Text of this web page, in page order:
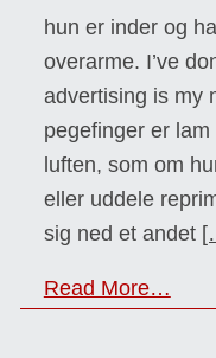
hun er inder og
overarme. I’ve
advertising is my
pegefinger er
luften, som om
eller uddele
sig ned et andet
Read More…